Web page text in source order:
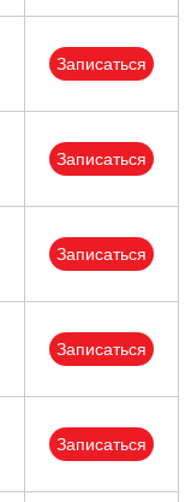
Записаться
Записаться
Записаться
Записаться
Записаться